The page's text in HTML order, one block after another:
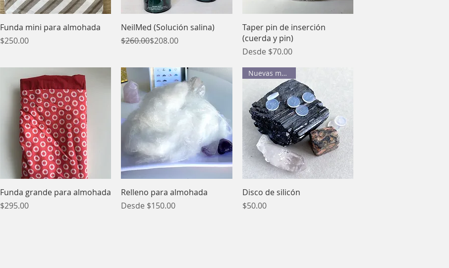
Vista rápida
Funda mini para almohada
Precio
$250.00
Vista rápida
NeilMed (Solución salina)
Precio
$260.00
Precio de oferta
$208.00
Vista rápida
Taper pin de inserción
(cuerda y pin)
Desde $70.00
Precio de oferta
Vista rápida
Funda grande para almohada
Precio
$295.00
Vista rápida
Relleno para almohada
Desde $150.00
Precio de oferta
Vista rápida
Nuevas medidas
Disco de silicón
Precio
$50.00